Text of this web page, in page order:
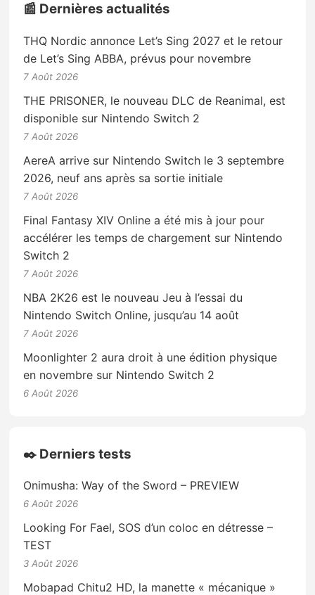
📰 Dernières actualités
THQ Nordic annonce Let’s Sing 2027 et le retour
de Let’s Sing ABBA, prévus pour novembre
7 Août 2026
THE PRISONER, le nouveau DLC de Reanimal, est
disponible sur Nintendo Switch 2
7 Août 2026
AereA arrive sur Nintendo Switch le 3 septembre
2026, neuf ans après sa sortie initiale
7 Août 2026
Final Fantasy XIV Online a été mis à jour pour
accélérer les temps de chargement sur Nintendo
Switch 2
7 Août 2026
NBA 2K26 est le nouveau Jeu à l’essai du
Nintendo Switch Online, jusqu’au 14 août
7 Août 2026
Moonlighter 2 aura droit à une édition physique
en novembre sur Nintendo Switch 2
6 Août 2026
✒️ Derniers tests
Onimusha: Way of the Sword – PREVIEW
6 Août 2026
Looking For Fael, SOS d’un coloc en détresse –
TEST
3 Août 2026
Mobapad Chitu2 HD, la manette « mécanique »